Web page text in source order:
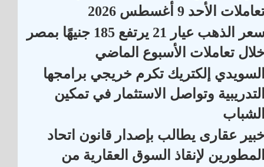
الأحد 9 أغسطس 2026
سعر الذهب عيار 21 يرتفع 185 جنيهًا بمصر
تعاملات الأسبوع الماضي
إلكتريك تكرم خريجي برامجها
وتواصل الاستثمار في تمكين
عقارى يطالب بإصدار قانون اتحاد
لإنقاذ السوق العقارية من